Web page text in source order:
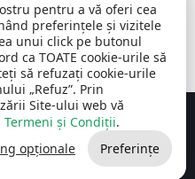
drepturile rezervate
Relații Publice SRL
pentru a vă oferi cea
preferințele și vizitele
unui click pe butonul
ca TOATE cookie-urile să
să refuzați cookie-urile
„Refuz”. Prin
Site-ului web vă
Termeni și Condiții.
opționale Preferințe